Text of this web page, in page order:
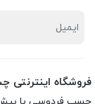
فروشگاه اینترنتی